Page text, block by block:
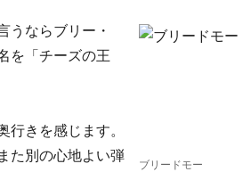
ブリードモー
うならブリー・
を「チーズの王
行きを感じます。
た別の心地よい弾